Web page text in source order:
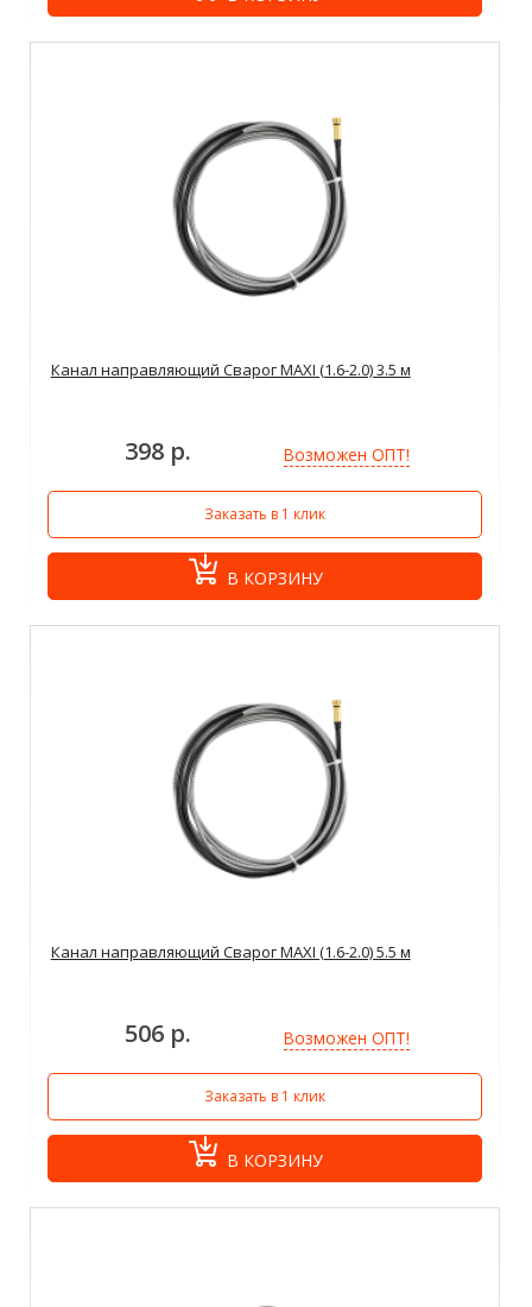
Канал направляющий Сварог MAXI (1.6-2.0) 3.5 м
398 р. Возможен ОПТ!
Заказать в 1 клик
В КОРЗИНУ
Канал направляющий Сварог MAXI (1.6-2.0) 5.5 м
506 р. Возможен ОПТ!
Заказать в 1 клик
В КОРЗИНУ